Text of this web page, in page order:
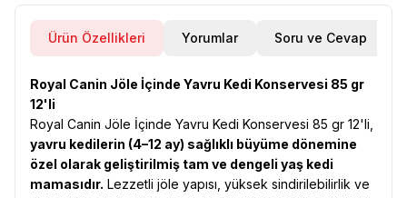
Ürün Özellikleri Yorumlar Soru ve Cevap
Royal Canin Jöle İçinde Yavru Kedi Konservesi 85 gr
12'li
Royal Canin Jöle İçinde Yavru Kedi Konservesi 85 gr 12'li,
yavru kedilerin (4–12 ay) sağlıklı büyüme dönemine
özel olarak geliştirilmiş tam ve dengeli yaş kedi
mamasıdır. Lezzetli jöle yapısı, yüksek sindirilebilirlik ve